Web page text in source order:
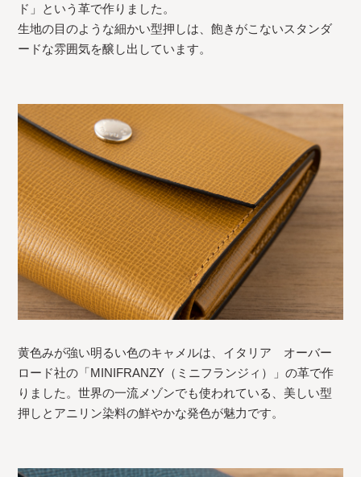
ド」という革で作りました。
生地の目のような細かい型押しは、飽きがこないスタンダ
ードな雰囲気を醸し出しています。
黄色みが強い明るい色のキャメルは、イタリア オーバー
ロード社の「MINIFRANZY（ミニフランジィ）」の革で作
りました。世界の一流メゾンでも使われている、美しい型
押しとアニリン染料の鮮やかな発色が魅力です。